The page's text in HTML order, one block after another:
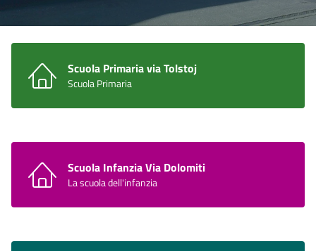
Scuola Primaria via Tolstoj
Scuola Primaria
Scuola Infanzia Via Dolomiti
La scuola dell'infanzia